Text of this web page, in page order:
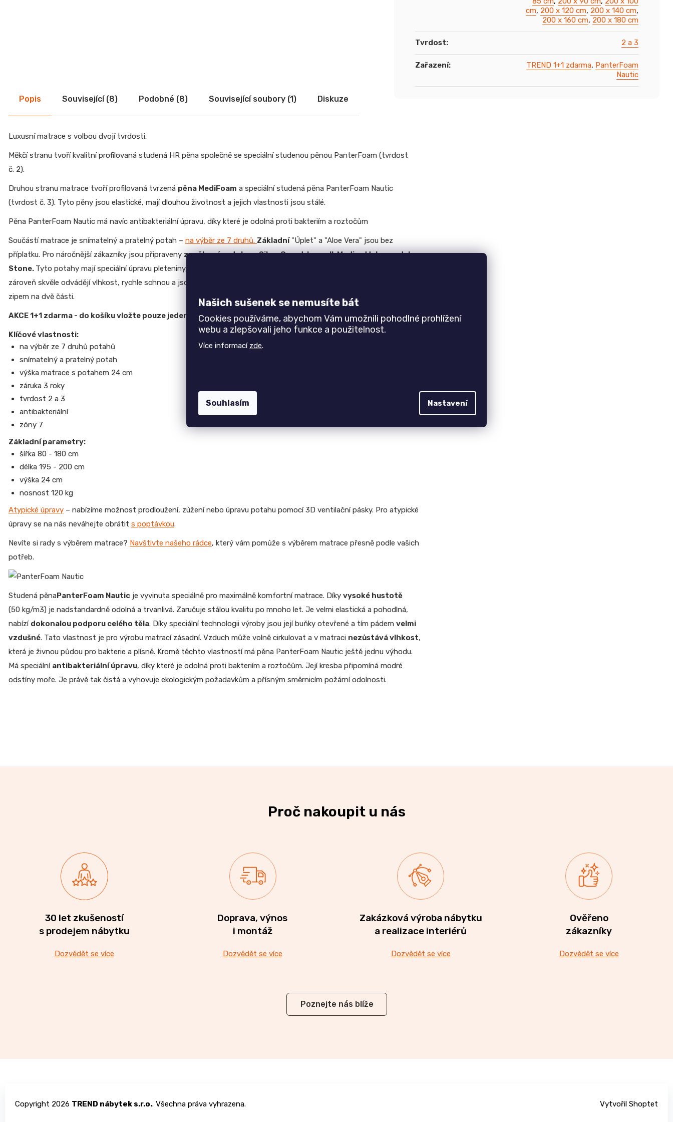
Našich sušenek se nemusíte bát
Cookies používáme, abychom Vám umožnili pohodlné prohlížení
webu a zlepšovali jeho funkce a použitelnost.
Více informací zde.
Nastavení
Souhlasím
Kancelářské skříňky
Výrobkové série
Moderní nábytek
Slevy
Top 6 produktů
Jednolůžko NEMO
7 750 Kč
Židle GOLDA
28 070 Kč
Jídelní stůl TOKIO
Komoda EGON
19 700 Kč
Dubová jídelní židle GOLDA 2
5 235 Kč
cm, 200 x 120 cm, 200 x 140 cm,
200 x 160 cm, 200 x 180 cm
Tvrdost: 2 a 3
Zařazení: TREND 1+1 zdarma, PanterFoam
Nautic
Popis Související (8) Podobné (8) Související soubory (1) Diskuze
Luxusní matrace s volbou dvojí tvrdosti.
Měkčí stranu tvoří kvalitní profilovaná studená HR pěna společně se speciální studenou pěnou PanterFoam (tvrdost
č. 2).
Druhou stranu matrace tvoří profilovaná tvrzená pěna MediFoam a speciální studená pěna PanterFoam Nautic
(tvrdost č. 3). Tyto pěny jsou elastické, mají dlouhou životnost a jejich vlastnosti jsou stálé.
Pěna PanterFoam Nautic má navíc antibakteriální úpravu, díky které je odolná proti bakteriím a roztočům
Součástí matrace je snímatelný a pratelný potah – na výběr ze 7 druhů. Základní"Úplet" a "Aloe Vera" jsou bez
příplatku. Pro náročnější zákazníky jsou připraveny značkové potahy–SilverGuard, Lyocell, Medicott, Levandule a
Stone. Tyto potahy mají speciální úpravu pleteniny, která bez chemie
zároveň skvěle odvádějí vlhkost, rychle schnou a jsou
zipem na dvě části.
AKCE 1+1 zdarma - do košíku vložte pouze jeden kus. Doručeny budou matrace dvě.
Klíčové vlastnosti:
na výběr ze 7 druhů potahů
snímatelný a pratelný potah
výška matrace s potahem 24 cm
záruka 3 roky
tvrdost 2 a 3
antibakteriální
zóny 7
Základní parametry:
šířka 80 - 180 cm
délka 195 - 200 cm
výška 24 cm
nosnost 120 kg
Atypické úpravy – nabízíme možnost prodloužení, zúžení nebo úpravu potahu pomocí 3D ventilační pásky. Pro atypické
úpravy se na nás neváhejte obrátit s poptávkou.
Nevíte si rady s výběrem matrace? Navštivte našeho rádce, který vám pomůže s výběrem matrace přesně podle vašich
potřeb.
Studená pěnaPanterFoam Nautic je vyvinuta speciálně pro maximálně komfortní matrace. Díky vysoké hustotě
(50 kg/m3) je nadstandardně odolná a trvanlivá. Zaručuje stálou kvalitu po mnoho let. Je velmi elastická a pohodlná,
nabízí dokonalou podporu celého těla. Díky speciální technologii výroby jsou její buňky otevřené a tím pádem velmi
vzdušné. Tato vlastnost je pro výrobu matrací zásadní. Vzduch může volně cirkulovat a v matraci nezůstává vlhkost,
která je živnou půdou pro bakterie a plísně. Kromě těchto vlastností má pěna PanterFoam Nautic ještě jednu výhodu.
Má speciální antibakteriální úpravu, díky které je odolná proti bakteriím a roztočům. Její kresba připomíná modré
odstíny moře. Je právě tak čistá a vyhovuje ekologickým požadavkům a přísným směrnicím požární odolnosti.
Proč nakoupit u nás
30 let zkušeností
s prodejem nábytku
Dozvědět se více
Doprava, výnos
i montáž
Dozvědět se více
Zakázková výroba nábytku
a realizace interiérů
Dozvědět se více
Ověřeno
zákazníky
Dozvědět se více
Poznejte nás blíže
NEMO
750
235
Kč
STOLEK
28
070
Vytvořil Shoptet
Copyright 2026 TREND nábytek s.r.o.. Všechna práva vyhrazena.